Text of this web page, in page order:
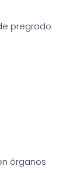
pregrado
órganos